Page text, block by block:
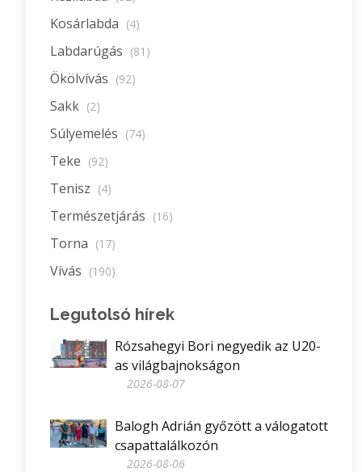
Kosárlabda (4)
Labdarúgás (81)
Ökölvívás (92)
Sakk (2)
Súlyemelés (74)
Teke (92)
Tenisz (4)
Természetjárás (16)
Torna (17)
Vívás (190)
Legutolsó hírek
Rózsahegyi Bori negyedik az U20-
as világbajnokságon
2026-08-07
Balogh Adrián győzött a válogatott
csapattalálkozón
2026-08-06